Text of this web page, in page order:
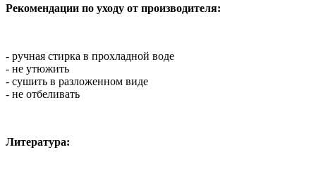
Рекомендации по уходу от производителя:
- ручная стирка в прохладной воде
- не утюжить
- сушить в разложенном виде
- не отбеливать
Литература: